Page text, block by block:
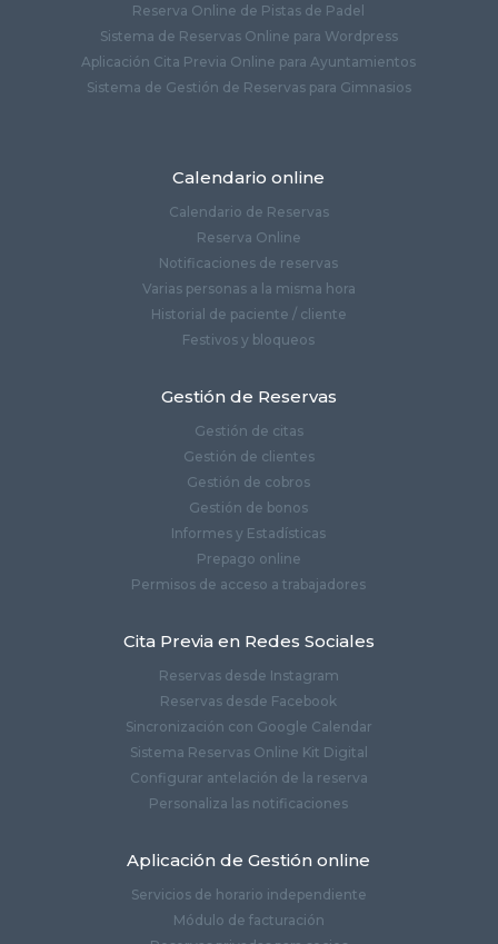
Reserva Online de Pistas de Padel
Sistema de Reservas Online para Wordpress
Aplicación Cita Previa Online para Ayuntamientos
Sistema de Gestión de Reservas para Gimnasios
Calendario online
Calendario de Reservas
Reserva Online
Notificaciones de reservas
Varias personas a la misma hora
Historial de paciente / cliente
Festivos y bloqueos
Gestión de Reservas
Gestión de citas
Gestión de clientes
Gestión de cobros
Gestión de bonos
Informes y Estadísticas
Prepago online
Permisos de acceso a trabajadores
Cita Previa en Redes Sociales
Reservas desde Instagram
Reservas desde Facebook
Sincronización con Google Calendar
Sistema Reservas Online Kit Digital
Configurar antelación de la reserva
Personaliza las notificaciones
Aplicación de Gestión online
Servicios de horario independiente
Módulo de facturación